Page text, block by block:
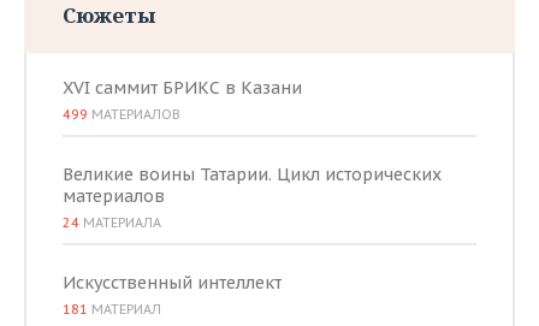
Сюжеты
XVI саммит БРИКС в Казани
499 МАТЕРИАЛОВ
Великие воины Татарии. Цикл исторических
материалов
24 МАТЕРИАЛА
Искусственный интеллект
181 МАТЕРИАЛ